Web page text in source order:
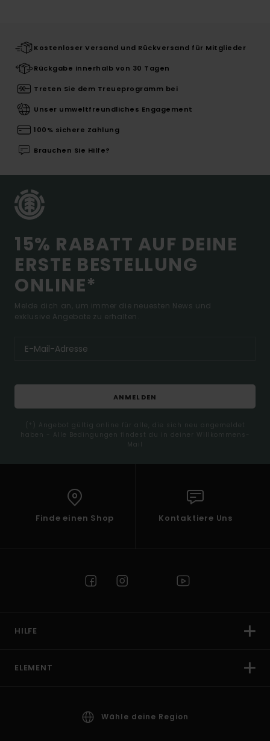
Kostenloser Versand und Rückversand für Mitglieder
Rückgabe innerhalb von 30 Tagen
Treten Sie dem Treueprogramm bei
Unser umweltfreundliches Engagement
100% sichere Zahlung
Brauchen Sie Hilfe?
15% RABATT AUF DEINE
ERSTE BESTELLUNG
ONLINE*
Melde dich an, um immer die neuesten News und
exklusive Angebote zu erhalten.
ANMELDEN
(*) Angebot gültig online für alle, die sich neu angemeldet
haben - Alle Bedingungen findest du in deiner Willkommens-
Mail
Finde einen Shop Kontaktiere Uns
HILFE
ELEMENT
Wähle deine Region